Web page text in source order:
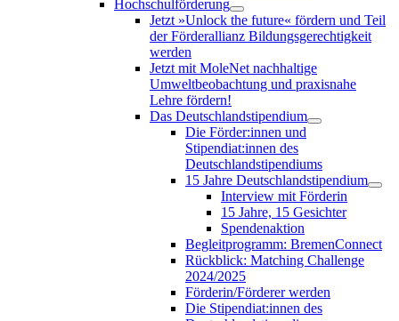
Hochschulförderung
Jetzt »Unlock the future« fördern und Teil
der Förderallianz Bildungsgerechtigkeit
werden
Jetzt mit MoleNet nachhaltige
Umweltbeobachtung und praxisnahe
Lehre fördern!
Das Deutschlandstipendium
Die Förder:innen und
Stipendiat:innen des
Deutschlandstipendiums
15 Jahre Deutschlandstipendium
Interview mit Förderin
15 Jahre, 15 Gesichter
Spendenaktion
Begleitprogramm: BremenConnect
Rückblick: Matching Challenge
2024/2025
Förderin/Förderer werden
Die Stipendiat:innen des